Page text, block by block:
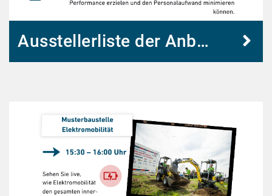
Ausstellerliste der Anbaugeräte